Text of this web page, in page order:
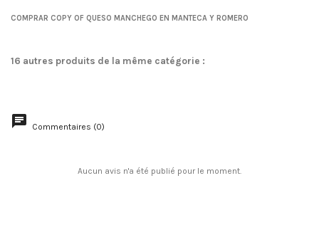
COMPRAR COPY OF QUESO MANCHEGO EN MANTECA Y ROMERO
16 autres produits de la même catégorie :
Commentaires (0)
Aucun avis n'a été publié pour le moment.